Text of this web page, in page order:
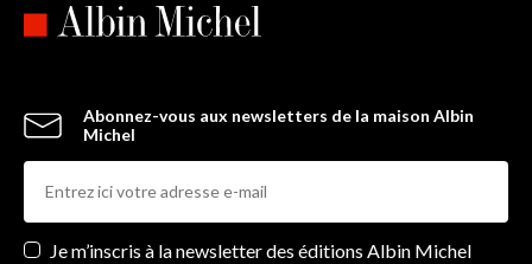
Abonnez-vous aux newsletters de la maison Albin
Michel
Newsletters
Je m’inscris à la newsletter des éditions Albin Michel